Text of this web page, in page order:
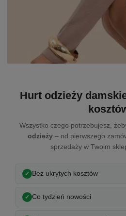
Hurt odzieży
Wszystko czego potrzebujesz,
odzieży– od pierwszego
sprzedaży w Twoim
Bez ukrytych kosztów
Co tydzień nowości